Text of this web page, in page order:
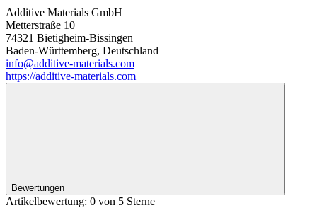
Additive Materials GmbH
Metterstraße 10
74321 Bietigheim-Bissingen
Baden-Württemberg, Deutschland
info@additive-materials.com
https://additive-materials.com
Bewertungen
Artikelbewertung: 0 von 5 Sterne